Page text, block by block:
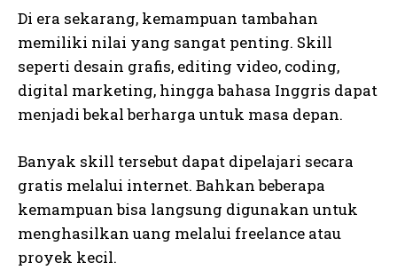
Di era sekarang, kemampuan tambahan
memiliki nilai yang sangat penting. Skill
seperti desain grafis, editing video, coding,
digital marketing, hingga bahasa Inggris dapat
menjadi bekal berharga untuk masa depan.
Banyak skill tersebut dapat dipelajari secara
gratis melalui internet. Bahkan beberapa
kemampuan bisa langsung digunakan untuk
menghasilkan uang melalui freelance atau
proyek kecil.